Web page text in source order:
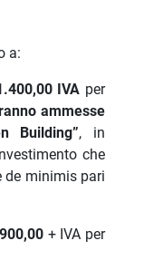
a:
IVA per
ammesse
Building”, in
che
de minimis pari
+ IVA per